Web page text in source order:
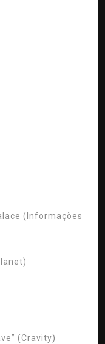
(Informações
(Cravity)